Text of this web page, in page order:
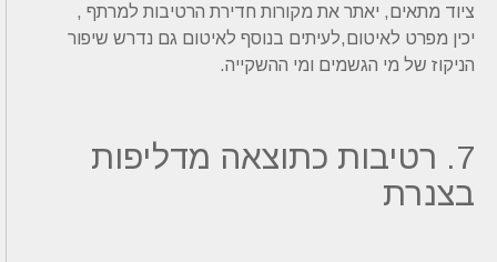
ציוד מתאים, יאתר את מקורות חדירת הרטיבות למרתף ,
יכין מפרט לאיטום,לעיתים בנוסף לאיטום גם נדרש שיפור
הניקוז של מי הגשמים ומי ההשקייה.
7. רטיבות כתוצאה מדליפות
בצנרת